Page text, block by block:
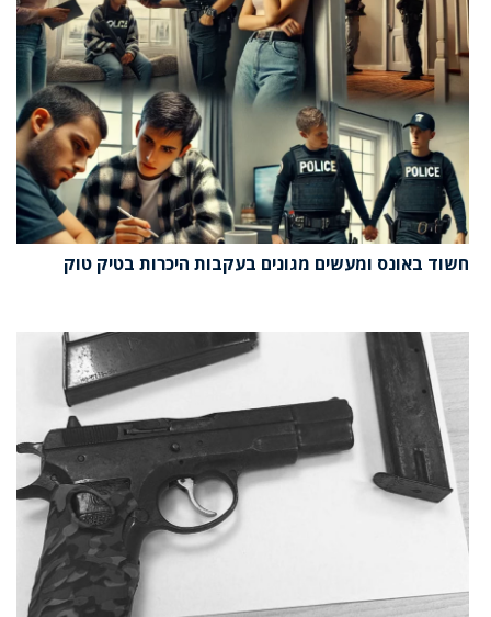
חשוד באונס ומעשים מגונים בעקבות היכרות בטיק טוק